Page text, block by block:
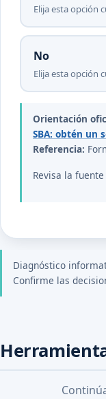
Elija esta opción
No
Elija esta opción
Orientación
SBA: obtén un
Referencia:
Revisa la
Diagnóstico
Confirme las